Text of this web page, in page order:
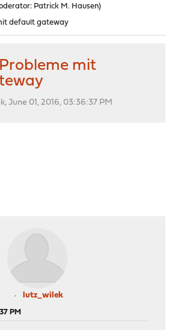
Patrick M. Hausen)
default gateway
mit
June 01, 2016, 03:36:37 PM
lutz_wilek
PM